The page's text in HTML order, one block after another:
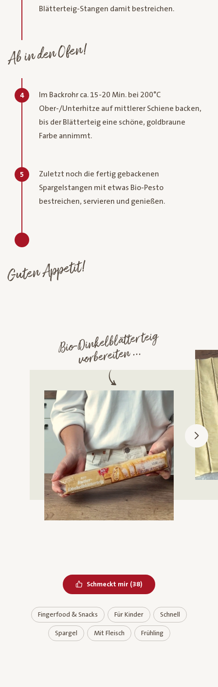
Blätterteig-Stangen damit bestreichen.
Ab in den Ofen!
4
Im Backrohr ca. 15-20 Min. bei 200°C
Ober-/Unterhitze auf mittlerer Schiene backen,
bis der Blätterteig eine schöne, goldbraune
Farbe annimmt.
5
Zuletzt noch die fertig gebackenen
Spargelstangen mit etwas Bio-Pesto
bestreichen, servieren und genießen.
Guten Appetit!
Bio-Dinkelblätterteig
vorbereiten ...
Schmeckt mir Bereits geliked
(38)
Fingerfood & Snacks Für Kinder Schnell
Spargel Mit Fleisch Frühling